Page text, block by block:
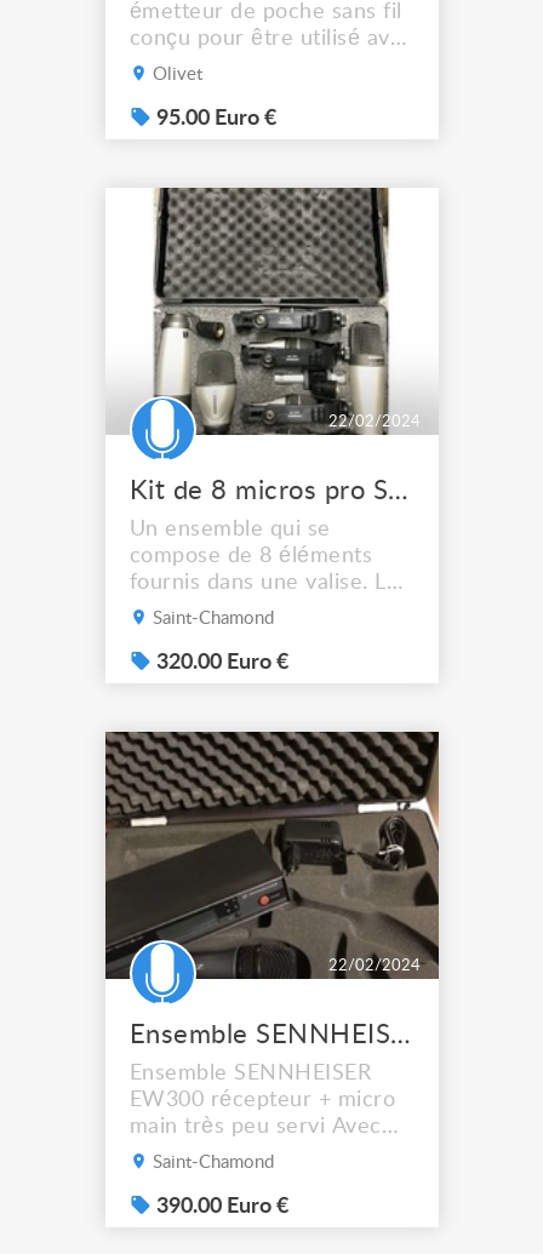
émetteur de poche sans fil
conçu pour être utilisé avec
les systèmes sans fil BLX et
L’émetteur de poche est
doté d’un réglage du gain,
la fréquence et d’une
portée de 100 mètres . Le
BLX1 est alimenté par 2
piles AA pour une a...
Olivet
95.00 Euro €
22/02/2024
Kit de 8 micros pro SAMSON pour batterie
Un ensemble qui se
compose de 8 éléments
fournis dans une valise. Les
8 micros se répartissent
condensateurs à large
diaphragme (19 mm) C01
micros dynamiques Q-toms
avec pinces de fixation. 1
micro dynamique Q-snare
avec pince de fixation. 1
micro dynami...
Saint-Chamond
320.00 Euro €
22/02/2024
Ensemble SENNHEISER EW300 récepteur micro main
Ensemble SENNHEISER
EW300 récepteur + micro
main très peu servi Avec
valise de transport
Saint-Chamond
390.00 Euro €